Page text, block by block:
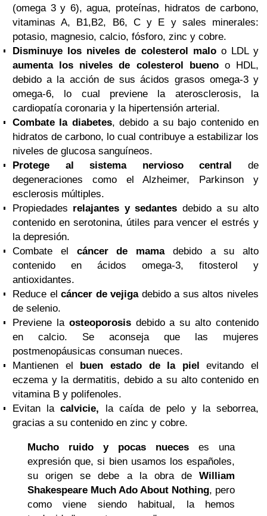
(omega 3 y 6), agua, proteínas, hidratos de carbono,
vitaminas A, B1,B2, B6, C y E y sales minerales:
potasio, magnesio, calcio, fósforo, zinc y cobre.
Disminuye los niveles de colesterol maloo LDL y
aumenta los niveles de colesterol buenoo HDL,
debido a la acción de sus ácidos grasos omega-3 y
omega-6, lo cual previene la aterosclerosis, la
cardiopatía coronaria y la hipertensión arterial.
Combate la diabetes, debido a su bajo contenido en
hidratos de carbono, lo cual contribuye a estabilizar los
niveles de glucosa sanguíneos.
Protege al sistema nervioso central de
degeneraciones como el Alzheimer, Parkinson y
esclerosis múltiples.
Propiedades relajantes y sedantes debido a su alto
contenido en serotonina, útiles para vencer el estrés y
la depresión.
Combate el cáncer de mamadebido a su alto
contenido en ácidos omega-3, fitosterol y
antioxidantes.
Reduce elcáncer de vejigadebido a sus altos niveles
de selenio.
Previene la osteoporosisdebido a su alto contenido
en calcio. Se aconseja que las mujeres
postmenopáusicas consuman nueces.
Mantienen el buen estado de la piel evitando el
eczema y la dermatitis, debido a su alto contenido en
vitamina B y polifenoles.
Evitan lacalvicie, la caída de pelo y la seborrea,
gracias a su contenido en zinc y cobre.
Mucho ruido y pocas nueces es una
expresión que, si bien usamos los españoles,
su origen se debe a la obra de William
Shakespeare Much Ado About Nothing, pero
como viene siendo habitual, la hemos